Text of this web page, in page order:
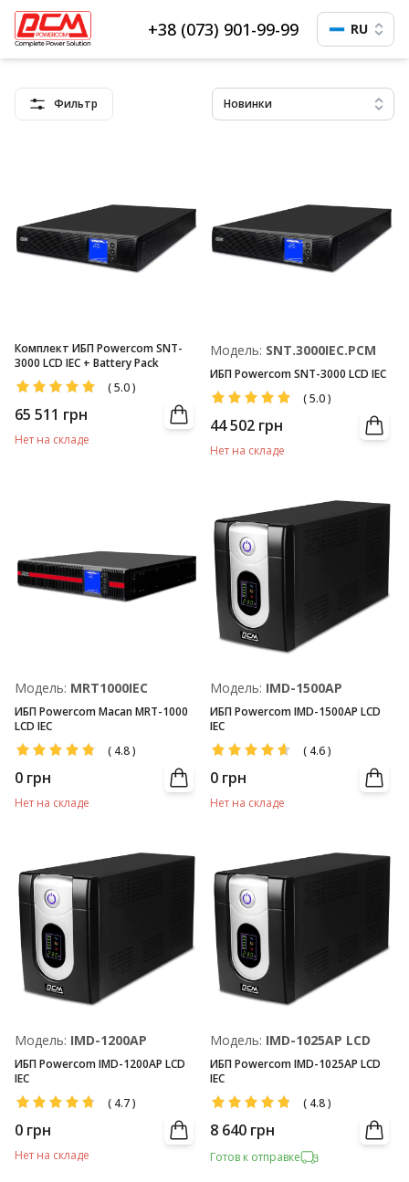
+38 (073) 901-99-99 RU
Фильтр Новинки
Комплект ИБП Powercom SNT-
3000 LCD IEC + Battery Pack
(5.0)
65 511 грн
Нет на складе
Модель: SNT.3000IEC.PCM
ИБП Powercom SNT-3000 LCD IEC
(5.0)
44 502 грн
Нет на складе
Модель: MRT1000IEC
ИБП Powercom Macan MRT-1000
LCD IEC
( 4.8)
0 грн
Нет на складе
Модель: IMD-1500AP
ИБП Powercom IMD-1500AP LCD
IEC
( 4.6)
0 грн
Нет на складе
Модель: IMD-1200AP
ИБП Powercom IMD-1200AP LCD
IEC
( 4.7)
0 грн
Нет на складе
Модель: IMD-1025AP LCD
ИБП Powercom IMD-1025AP LCD
IEC
( 4.8)
8 640 грн
Готов к отправке